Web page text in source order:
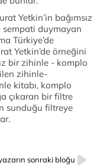
Yetkin’in bağımsız
sempati duymayan
Türkiye’de
Yetkin’de örneğini
bir zihinle - komplo
zihinle-
kitabı, komplo
çıkaran bir filtre
sunduğu filtreye
sonraki bloğu